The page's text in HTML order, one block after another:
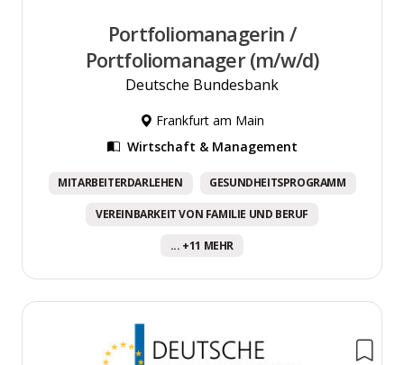
Portfoliomanagerin /
Portfoliomanager (m/w/d)
Deutsche Bundesbank
Frankfurt am Main
Wirtschaft & Management
MITARBEITERDARLEHEN GESUNDHEITSPROGRAMM
VEREINBARKEIT VON FAMILIE UND BERUF
... +11 MEHR